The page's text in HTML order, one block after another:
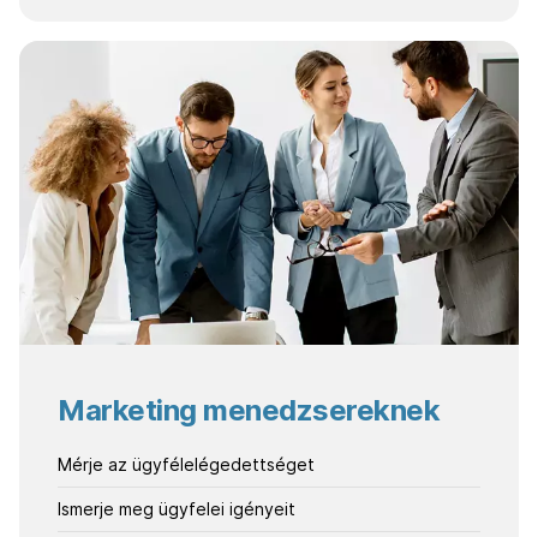
Marketing menedzsereknek
Mérje az ügyfélelégedettséget
Ismerje meg ügyfelei igényeit